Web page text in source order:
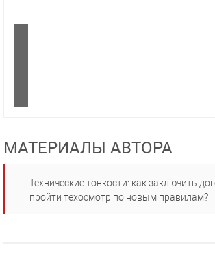
МАТЕРИАЛЫ АВТОРА
Технические тонкости: как заключить
пройти техосмотр по новым правилам?